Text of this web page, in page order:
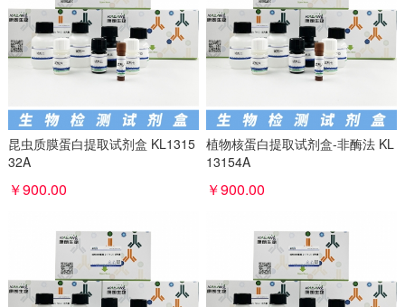
昆虫质膜蛋白提取试剂盒 KL1315
32A
￥900.00
植物核蛋白提取试剂盒-非酶法 KL
13154A
￥900.00